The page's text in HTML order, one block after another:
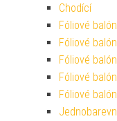
Chodící
Fóliové
Fóliové
Fóliové
Fóliové
Fóliové